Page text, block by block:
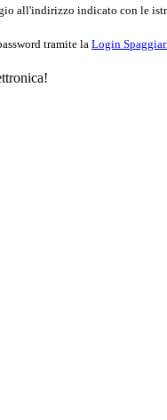
all'indirizzo indicato con le
tramite la Login